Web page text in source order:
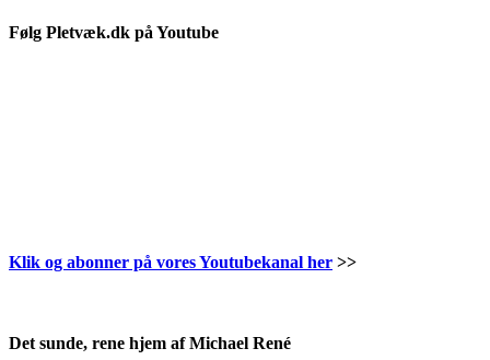
Følg Pletvæk.dk på Youtube
Klik og abonner på vores Youtubekanal her >>
Det sunde, rene hjem af Michael René